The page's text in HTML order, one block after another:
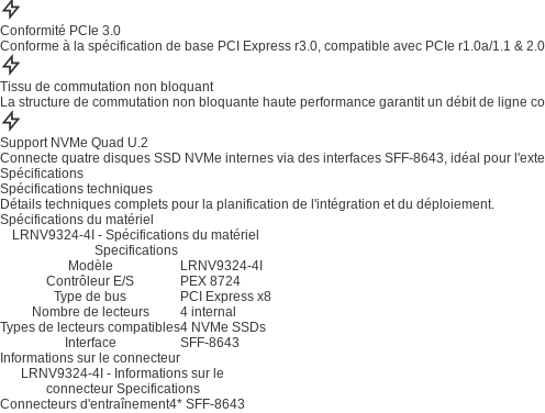
Conformité PCIe 3.0
Conforme à la spécification de base PCI Express r3.0, compatible avec PCIe r1.0a/1.1 &
Tissu de commutation non bloquant
La structure de commutation non bloquante haute performance garantit un débit de ligne
Support NVMe Quad U.2
Connecte quatre disques SSD NVMe internes via des interfaces SFF-8643, idéal pour
Spécifications
Spécifications techniques
Détails techniques complets pour la planification de l'intégration et du déploiement.
Spécifications du matériel
LRNV9324-4I - Spécifications du matériel
Specifications
Modèle
LRNV9324-4I
Contrôleur E/S
PEX 8724
Type de bus
PCI Express x8
Nombre de lecteurs
4 internal
Types de lecteurs compatibles4 NVMe SSDs
Interface
SFF-8643
Informations sur le connecteur
LRNV9324-4I - Informations sur le
connecteur Specifications
Connecteurs d'entraînement4* SFF-8643